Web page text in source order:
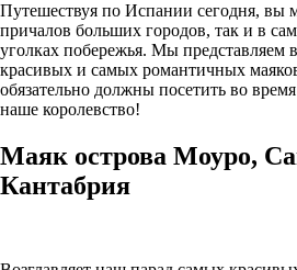
Путешествуя по Испании сегодня, вы
причалов больших городов, так и в
уголках побережья. Мы представляем
красивых и самых романтичных
обязательно должны посетить во
наше королевство!
Маяк острова Моуро,
Кантабрия